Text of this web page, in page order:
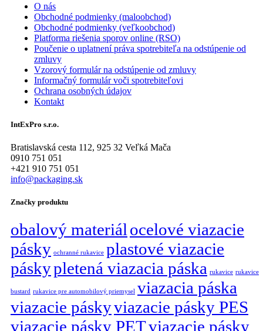
O nás
Obchodné podmienky (maloobchod)
Obchodné podmienky (veľkoobchod)
Platforma riešenia sporov online (RSO)
Poučenie o uplatnení práva spotrebiteľa na odstúpenie od
zmluvy
Vzorový formulár na odstúpenie od zmluvy
Informačný formulár voči spotrebiteľovi
Ochrana osobných údajov
Kontakt
IntExPro s.r.o.
Bratislavská cesta 112, 925 32 Veľká Mača
0910 751 051
+421 910 751 051
info@packaging.sk
Značky produktu
obalový materiálocelové viazacie
pásky ochranné rukavice plastové viazacie
páskypletená viazacia páska rukavice rukavice
bustard rukavice pre automobilový priemysel viazacia páska
viazacie páskyviazacie pásky PES
viazacie pásky PETviazacie pásky